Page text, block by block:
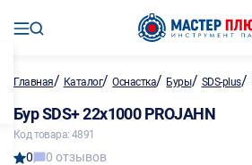
Главная/ Каталог/Оснастка/ Буры/ SDS-plus/
Бур SDS+ 22х1000 PROJAHN
Код товара: 4891
0 0 отзывов